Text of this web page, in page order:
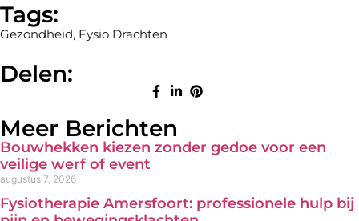
Tags:
Gezondheid, Fysio Drachten
Delen:
Meer Berichten
Bouwhekken kiezen zonder gedoe voor een
veilige werf of event
augustus 7, 2026
Fysiotherapie Amersfoort: professionele hulp bij